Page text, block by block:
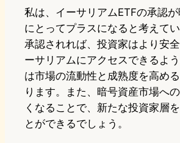
私は、イーサリアムETFの承認
にとってプラスになると考えて
承認されれば、投資家はより安
ーサリアムにアクセスできるよ
は市場の流動性と成熟度を高め
ります。また、暗号資産市場へ
くなることで、新たな投資家層
とができるでしょう。